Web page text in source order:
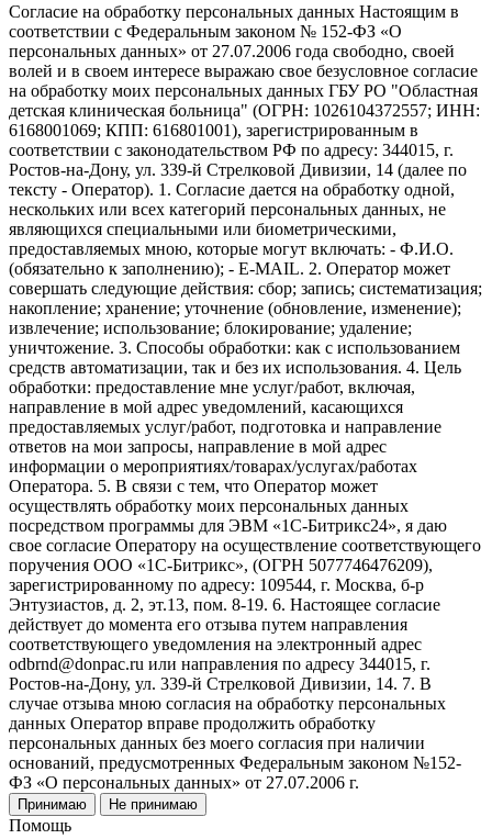
Согласие на обработку персональных данных Настоящим в
соответствии с Федеральным законом № 152-ФЗ «О
персональных данных» от 27.07.2006 года свободно, своей
волей и в своем интересе выражаю свое безусловное согласие
на обработку моих персональных данных ГБУ РО "Областная
детская клиническая больница" (ОГРН: 1026104372557; ИНН:
6168001069; КПП: 616801001), зарегистрированным в
соответствии с законодательством РФ по адресу: 344015, г.
Ростов-на-Дону, ул. 339-й Стрелковой Дивизии, 14 (далее по
тексту - Оператор). 1. Согласие дается на обработку одной,
нескольких или всех категорий персональных данных, не
являющихся специальными или биометрическими,
предоставляемых мною, которые могут включать: - Ф.И.О.
(обязательно к заполнению); - E-MAIL. 2. Оператор может
совершать следующие действия: сбор; запись; систематизация;
накопление; хранение; уточнение (обновление, изменение);
извлечение; использование; блокирование; удаление;
уничтожение. 3. Способы обработки: как с использованием
средств автоматизации, так и без их использования. 4. Цель
обработки: предоставление мне услуг/работ, включая,
направление в мой адрес уведомлений, касающихся
предоставляемых услуг/работ, подготовка и направление
ответов на мои запросы, направление в мой адрес
информации о мероприятиях/товарах/услугах/работах
Оператора. 5. В связи с тем, что Оператор может
осуществлять обработку моих персональных данных
посредством программы для ЭВМ «1С-Битрикс24», я даю
свое согласие Оператору на осуществление соответствующего
поручения ООО «1С-Битрикс», (ОГРН 5077746476209),
зарегистрированному по адресу: 109544, г. Москва, б-р
Энтузиастов, д. 2, эт.13, пом. 8-19. 6. Настоящее согласие
действует до момента его отзыва путем направления
соответствующего уведомления на электронный адрес
odbrnd@donpac.ru или направления по адресу 344015, г.
Ростов-на-Дону, ул. 339-й Стрелковой Дивизии, 14. 7. В
случае отзыва мною согласия на обработку персональных
данных Оператор вправе продолжить обработку
персональных данных без моего согласия при наличии
оснований, предусмотренных Федеральным законом №152-
ФЗ «О персональных данных» от 27.07.2006 г.
Принимаю Не принимаю
Помощь